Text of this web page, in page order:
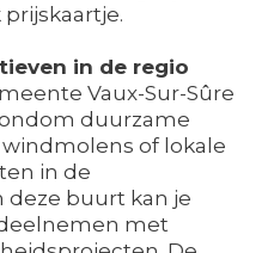
in de regio
Vaux-Sur-Sûre
duurzame
of lokale
in de
deze buurt kan je
met